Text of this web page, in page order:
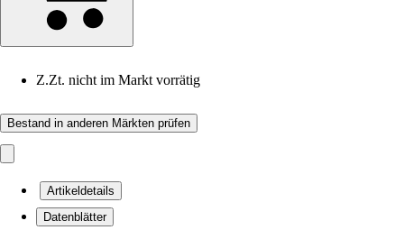
Z.Zt. nicht im Markt vorrätig
Bestand in anderen Märkten prüfen
Artikeldetails
Datenblätter